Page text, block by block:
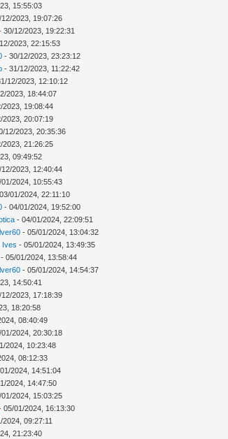
15:55:03
2023, 19:07:26
30/12/2023, 19:22:31
2023, 22:15:53
- 30/12/2023, 23:23:12
- 31/12/2023, 11:22:42
12/2023, 12:10:12
2023, 18:44:07
2023, 19:08:44
2023, 20:07:19
12/2023, 20:35:36
2023, 21:26:25
09:49:52
2023, 12:40:44
2024, 10:55:43
01/2024, 22:11:10
- 04/01/2024, 19:52:00
- 04/01/2024, 22:09:51
- 05/01/2024, 13:04:32
Ives - 05/01/2024, 13:49:35
- 05/01/2024, 13:58:44
- 05/01/2024, 14:54:37
14:50:41
2023, 17:18:39
18:20:58
08:40:49
2024, 20:30:18
2024, 10:23:48
08:12:33
2024, 14:51:04
2024, 14:47:50
2024, 15:03:25
05/01/2024, 16:13:30
2024, 09:27:11
21:23:40